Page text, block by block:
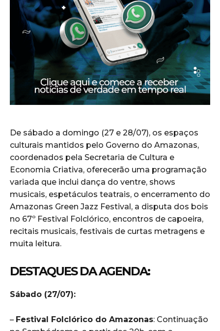
De sábado a domingo (27 e 28/07), os espaços
culturais mantidos pelo Governo do Amazonas,
coordenados pela Secretaria de Cultura e
Economia Criativa, oferecerão uma programação
variada que inclui dança do ventre, shows
musicais, espetáculos teatrais, o encerramento do
Amazonas Green Jazz Festival, a disputa dos bois
no 67º Festival Folclórico, encontros de capoeira,
recitais musicais, festivais de curtas metragens e
muita leitura.
DESTAQUES DA AGENDA:
Sábado (27/07):
– Festival Folclórico do Amazonas: Continuação